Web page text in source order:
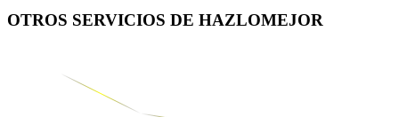
OTROS SERVICIOS DE HAZLOMEJOR